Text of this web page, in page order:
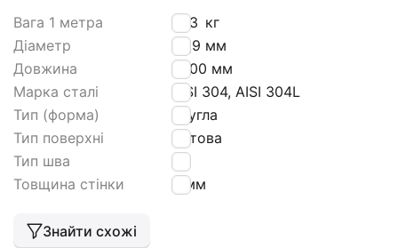
Вага 1 метра 1,23 кг
Діаметр
26,9 мм
Довжина
6000 мм
Марка сталі
AISI 304, AISI 304L
Тип (форма)
кругла
Тип поверхні
матова
Тип шва
tig
Товщина стінки
2 мм
Знайти схожі